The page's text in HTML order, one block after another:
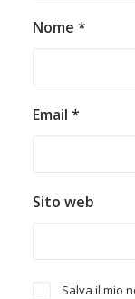
Nome *
Email *
Sito web
Salva il mio